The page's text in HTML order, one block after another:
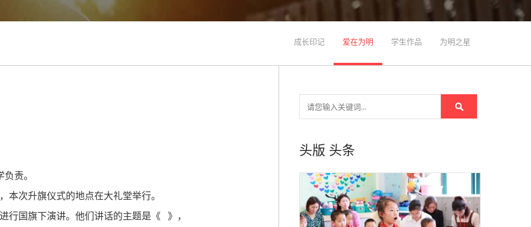
成长印记 爱在为明 学生作品 为明之星
责。
次升旗仪式的地点在大礼堂举行。
国旗下演讲。他们讲话的主题是《 》，
头版 头条